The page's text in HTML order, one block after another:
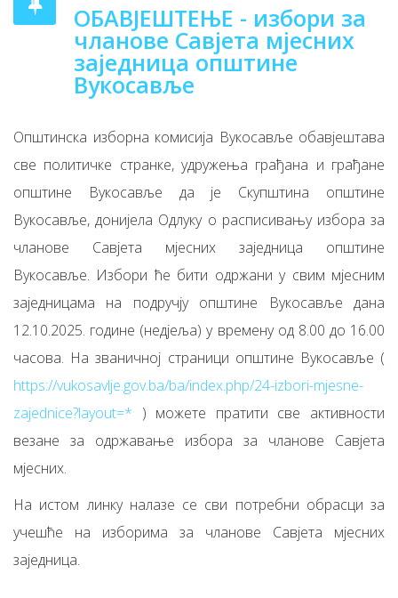
ОБАВЈЕШТЕЊЕ - избори за
чланове Савјета мјесних
заједница општине
Вукосавље
Општинска изборна комисија Вукосавље обавјештава
све политичке странке, удружења грађана и грађане
општине Вукосавље да је Скупштина општине
Вукосавље, донијела Одлуку о расписивању избора за
чланове Савјета мјесних заједница општине
Вукосавље. Избори ће бити одржани у свим мјесним
заједницама на подручју општине Вукосавље дана
12.10.2025. године (недјеља) у времену од 8.00 до 16.00
часова. На званичној страници општине Вукосавље (
https://vukosavlje.gov.ba/ba/index.php/24-izbori-mjesne-
zajednice?layout=* ) можете пратити све активности
везане за одржавање избора за чланове Савјета
мјесних.
На истом линку налазе се сви потребни обрасци за
учешће на изборима за чланове Савјета мјесних
заједница.